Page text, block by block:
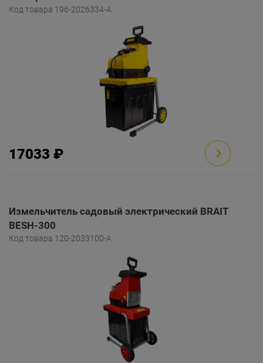
Код товара 196-2026334-A
17033 ₽
Измельчитель садовый электрический BRAIT
BESH-300
Код товара 120-2033100-A